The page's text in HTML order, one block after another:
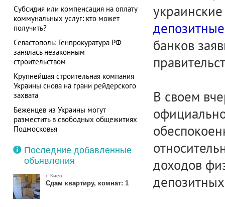
Субсидия или компенсация на оплату
коммунальных услуг: кто может
получить?
Севастополь: Генпрокуратура РФ
занялась незаконным
строительством
Крупнейшая строительная компания
Украины снова на грани рейдерского
захвата
Беженцев из Украины могут
разместить в свободных общежитиях
Подмосковья
Последние добавленные
объявления
г. Киев
Сдам квартиру, комнат: 1
банков
В своем
доходов